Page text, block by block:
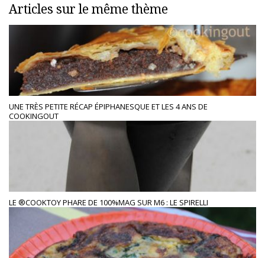
Articles sur le même thème
UNE TRÈS PETITE RÉCAP ÉPIPHANESQUE ET LES 4 ANS DE
COOKINGOUT
LE ®COOKTOY PHARE DE 100%MAG SUR M6 : LE SPIRELLI